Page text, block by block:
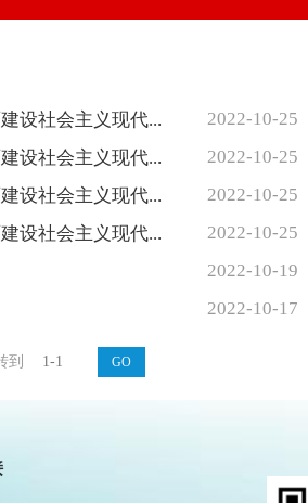
设社会主义现代...
2022-10-25
设社会主义现代...
2022-10-25
设社会主义现代...
2022-10-25
设社会主义现代...
2022-10-25
2022-10-19
2022-10-17
到
网